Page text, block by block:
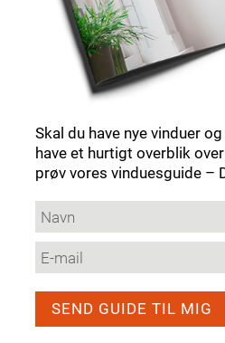
Skal du have nye vinduer
have et hurtigt overblik
prøv vores vinduesguide –